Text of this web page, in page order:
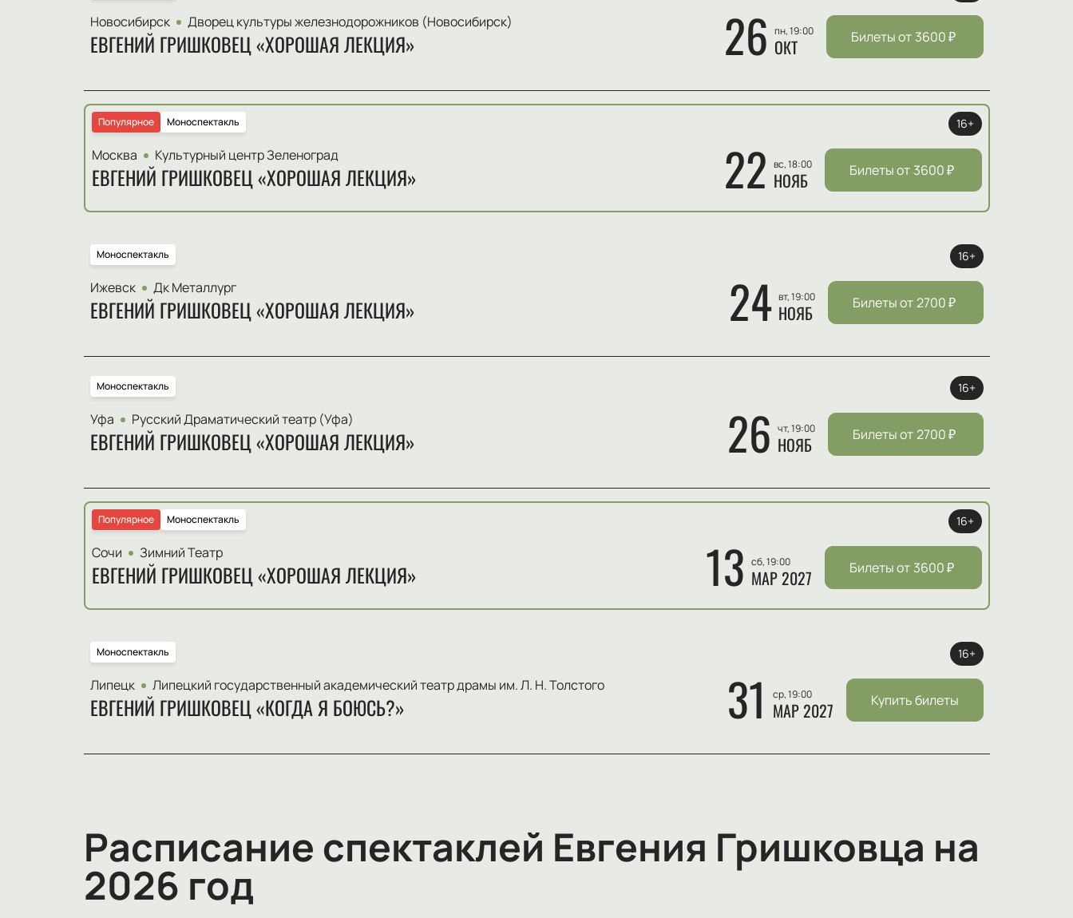
Новосибирск Дворец культуры железнодорожников (Новосибирск)
ЕВГЕНИЙ ГРИШКОВЕЦ «ХОРОШАЯ ЛЕКЦИЯ» 26 пн, 19:00
ОКТ Билеты от 3600₽
Моноспектакль
Популярное
Москва Культурный центр Зеленоград
ЕВГЕНИЙ ГРИШКОВЕЦ «ХОРОШАЯ ЛЕКЦИЯ» 22 вс, 18:00
НОЯБ
16+
Билеты от 3600₽
Моноспектакль
Ижевск Дк Металлург
ЕВГЕНИЙ ГРИШКОВЕЦ «ХОРОШАЯ ЛЕКЦИЯ» 24 вт, 19:00
НОЯБ
16+
Билеты от 2700₽
Моноспектакль
Уфа Русский Драматический театр (Уфа)
ЕВГЕНИЙ ГРИШКОВЕЦ «ХОРОШАЯ ЛЕКЦИЯ» 26 чт, 19:00
НОЯБ
16+
Билеты от 2700₽
Моноспектакль
Популярное
Сочи Зимний Театр
ЕВГЕНИЙ ГРИШКОВЕЦ «ХОРОШАЯ ЛЕКЦИЯ» 13 сб, 19:00
МАР 2027
16+
Билеты от 3600₽
Моноспектакль
Липецк Липецкий государственный академический театр драмы им. Л. Н. Толстого
ЕВГЕНИЙ ГРИШКОВЕЦ «КОГДА Я БОЮСЬ?» 31 ср, 19:00
МАР 2027
16+
Купить билеты
Расписание спектаклей Евгения Гришковца на
2026 год